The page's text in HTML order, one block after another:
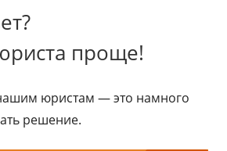
проще!
юристам — это намного
решение.